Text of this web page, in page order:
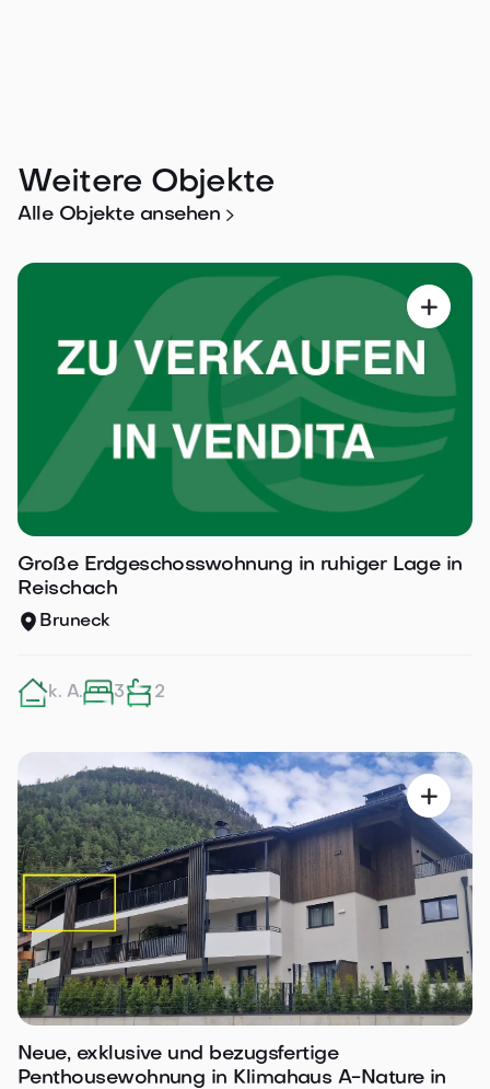
Weitere Objekte
Alle Objekte ansehen 

Große Erdgeschosswohnung in ruhiger Lage in
Reischach
Bruneck
k. A. 3 2

Neue, exklusive und bezugsfertige
Penthousewohnung in Klimahaus A-Nature in